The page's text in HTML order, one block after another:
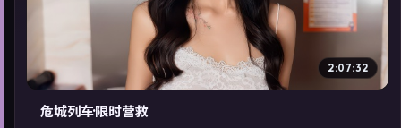
2:07:32
危城列车·限时营救